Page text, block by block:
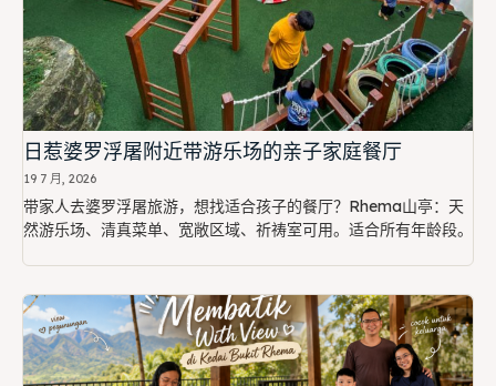
日惹婆罗浮屠附近带游乐场的亲子家庭餐厅
19 7 月, 2026
带家人去婆罗浮屠旅游，想找适合孩子的餐厅？Rhema山亭：天
然游乐场、清真菜单、宽敞区域、祈祷室可用。适合所有年龄段。